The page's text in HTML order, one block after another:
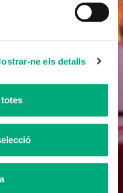
ne els detalls
totes